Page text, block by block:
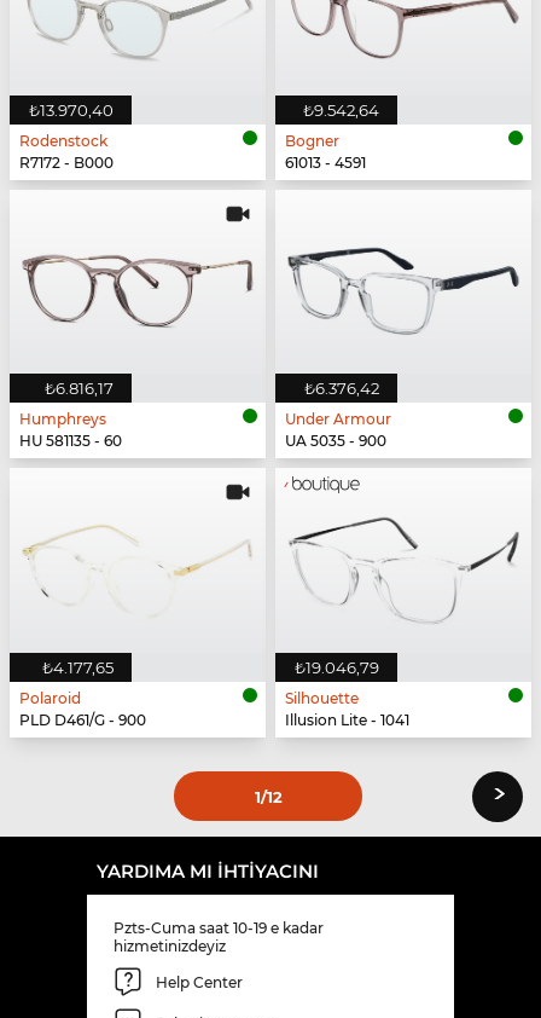
₺13.970,40
Rodenstock
R7172 - B000
₺9.542,64
Bogner
61013 - 4591
₺6.816,17
Humphreys
HU 581135 - 60
₺6.376,42
Under Armour
UA 5035 - 900
₺4.177,65
Polaroid
PLD D461/G - 900
₺19.046,79
Silhouette
Illusion Lite - 1041
1/12 ›
YARDIMA MI IHTIYACINI
Pzts-Cuma saat 10-19 e kadar
hizmetinizdeyiz
Help Center